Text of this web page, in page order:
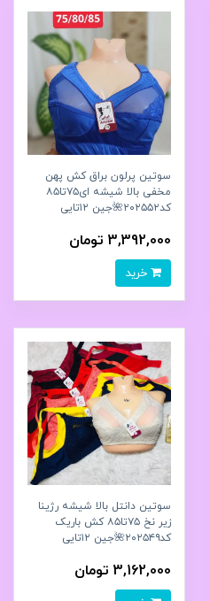
سوتین پرلون براق کش پهن
مخفی بالا شیشه ای۷۵تا۸۵
کد۲۰۲۵۵۲🌺جین ۱۲تایی
3,392,000 تومان
سوتین دانتل بالا شیشه رژینا
زیر نخ ۷۵تا۸۵ کش باریک
کد۲۰۲۵۴۹🌺جین ۱۲تایی
3,162,000 تومان